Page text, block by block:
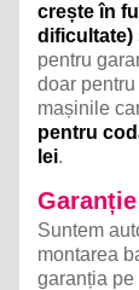
crește în
dificultate)
pentru
doar
mașinile
pentru
lei.
Suntem
montarea
garanția pe